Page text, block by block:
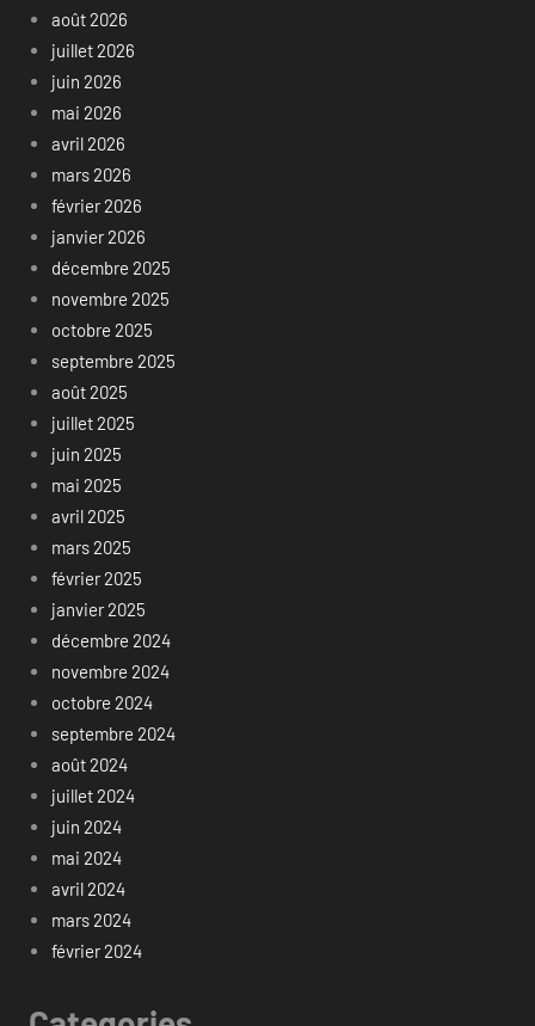
août 2026
juillet 2026
juin 2026
mai 2026
avril 2026
mars 2026
février 2026
janvier 2026
décembre 2025
novembre 2025
octobre 2025
septembre 2025
août 2025
juillet 2025
juin 2025
mai 2025
avril 2025
mars 2025
février 2025
janvier 2025
décembre 2024
novembre 2024
octobre 2024
septembre 2024
août 2024
juillet 2024
juin 2024
mai 2024
avril 2024
mars 2024
février 2024